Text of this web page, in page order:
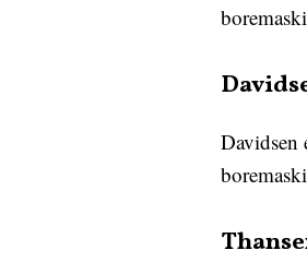
Davidsen